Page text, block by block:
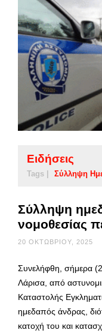
Ειδήσεις
Tags | Σύλληψη
Σύλληψη
νομοθεσίας
20 ΟΚΤΩΒΡΊΟΥ, 2025
Συνελήφθη, σήμερα
Λάρισα, από
Καταστολής
ημεδαπός άνδρας,
κατοχή του και